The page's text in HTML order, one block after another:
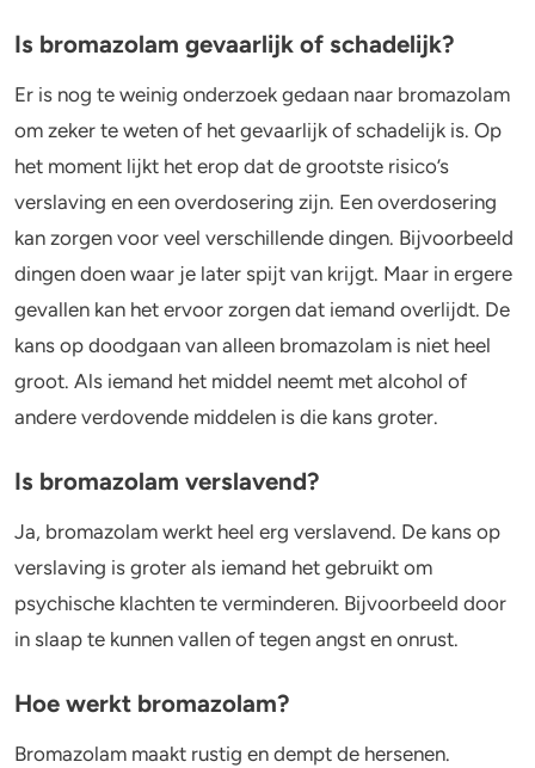
Is bromazolam gevaarlijk of schadelijk?
Er is nog te weinig onderzoek gedaan naar bromazolam
om zeker te weten of het gevaarlijk of schadelijk is. Op
het moment lijkt het erop dat de grootste risico’s
verslaving en een overdosering zijn. Een overdosering
kan zorgen voor veel verschillende dingen. Bijvoorbeeld
dingen doen waar je later spijt van krijgt. Maar in ergere
gevallen kan het ervoor zorgen dat iemand overlijdt. De
kans op doodgaan van alleen bromazolam is niet heel
groot. Als iemand het middel neemt met alcohol of
andere verdovende middelen is die kans groter.
Is bromazolam verslavend?
Ja, bromazolam werkt heel erg verslavend. De kans op
verslaving is groter als iemand het gebruikt om
psychische klachten te verminderen. Bijvoorbeeld door
in slaap te kunnen vallen of tegen angst en onrust.
Hoe werkt bromazolam?
Bromazolam maakt rustig en dempt de hersenen.